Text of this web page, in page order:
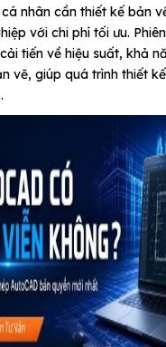
nhân cần thiết kế bản
với chi phí tối ưu.
tiến về hiệu suất, khả
vẽ, giúp quá trình thiết